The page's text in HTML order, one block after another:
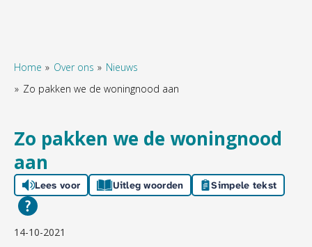
Home Over ons
Nieuws
Zo pakken we de woningnood aan
Zo pakken we de woningnood
aan
Lees voor Uitleg woorden Simpele tekst
14-10-2021